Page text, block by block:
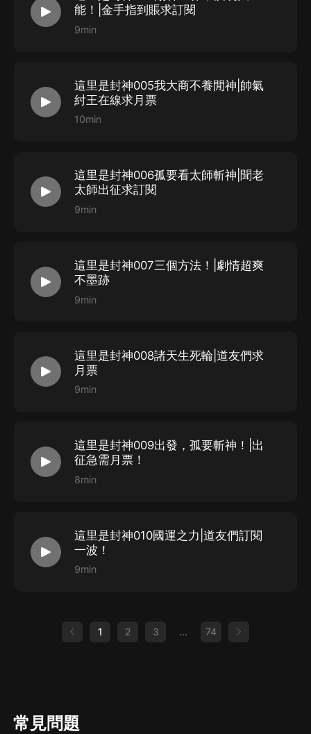
絮叨的小瘋子 飾 孔宣、洪易
STAFF
改編：雲端殘陽
海報：謐糖
購買須知
2、版權歸原作者所有，嚴禁翻錄成任何形式，嚴禁在任
何第三方平臺傳播，違者將追究其法律責任。
3、如在充值／購買環節遇到問題，您可通過頁面右上方
谘詢在線客服：
第一步：您可在喜馬拉雅APP【賬號-聯系客服】中谘詢
【喜馬拉雅APP】公眾號，通過下方菜單欄里【我的-在
線客服】谘詢在線客服；
能！|金手指到賬求訂閱
9min
這里是封神005我大商不養閒神|帥氣
紂王在線求月票
10min
這里是封神006孤要看太師斬神|聞老
太師出征求訂閱
9min
這里是封神007三個方法！|劇情超爽
不墨跡
9min
這里是封神008諸天生死輪|道友們求
月票
9min
這里是封神009出發，孤要斬神！|出
征急需月票！
8min
這里是封神010國運之力|道友們訂閱
一波！
9min
1 2 3 ... 74
常見問題